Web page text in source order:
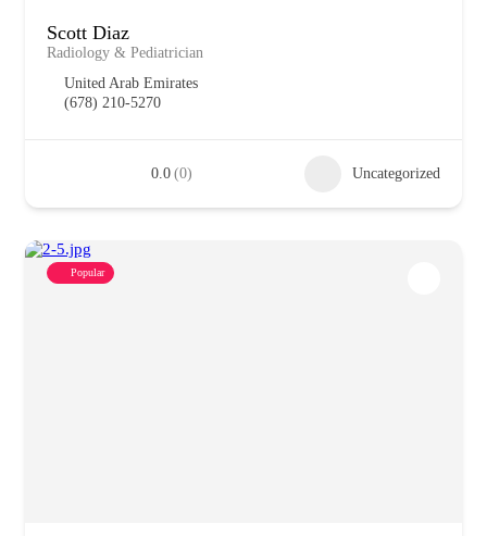
Scott Diaz
Radiology & Pediatrician
United Arab Emirates
(678) 210-5270
0.0 (0) Uncategorized
Popular